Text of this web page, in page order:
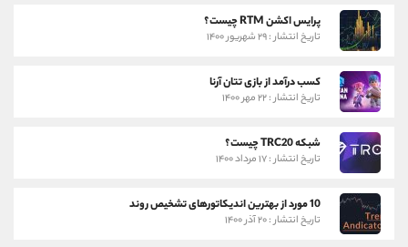
پرایس اکشن RTM چیست؟
تاریخ انتشار : ۲۹ شهریور ۱۴۰۰
کسب درآمد از بازی تتان آرنا
تاریخ انتشار : ۲۲ مهر ۱۴۰۰
شبکه TRC20 چیست؟
تاریخ انتشار : ۱۷ مرداد ۱۴۰۰
10 مورد از بهترین اندیکاتورهای تشخیص روند
تاریخ انتشار : ۲۰ آذر ۱۴۰۰